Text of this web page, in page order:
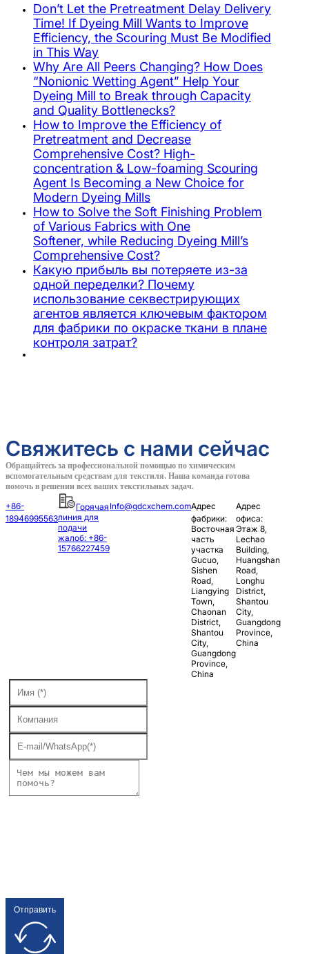
Don’t Let the Pretreatment Delay Delivery
Time! If Dyeing Mill Wants to Improve
Efficiency, the Scouring Must Be Modified
in This Way
Why Are All Peers Changing? How Does
“Nonionic Wetting Agent” Help Your
Dyeing Mill to Break through Capacity
and Quality Bottlenecks?
How to Improve the Efficiency of
Pretreatment and Decrease
Comprehensive Cost? High-
concentration & Low-foaming Scouring
Agent Is Becoming a New Choice for
Modern Dyeing Mills
How to Solve the Soft Finishing Problem
of Various Fabrics with One
Softener, while Reducing Dyeing Mill’s
Comprehensive Cost?
Какую прибыль вы потеряете из-за
одной переделки? Почему
использование секвестрирующих
агентов является ключевым фактором
для фабрики по окраске ткани в плане
контроля затрат?
Свяжитесь с нами сейчас
Обращайтесь за профессиональной помощью по химическим
вспомогательным средствам для текстиля. Наша команда готова
помочь в решении всех ваших текстильных задач.
+86-
18946995563
Горячая
линия для
подачи
жалоб: +86-
15766227459
Info@gdcxchem.comАдрес
фабрики:
Восточная
часть
участка
Gucuo,
Sishen
Road,
Liangying
Town,
Chaonan
District,
Shantou
City,
Guangdong
Province,
China
Адрес
офиса:
Этаж 8,
Lechao
Building,
Huangshan
Road,
Longhu
District,
Shantou
City,
Guangdong
Province,
China
Отправить